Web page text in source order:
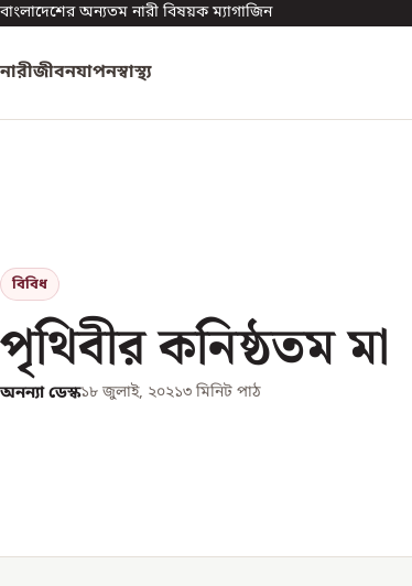
বাংলাদেশের অন্যতম নারী বিষয়ক ম্যাগাজিন
নারীজীবনযাপনস্বাস্থ্য
বিবিধ
পৃথিবীর কনিষ্ঠতম মা
অনন্যা ডেস্ক১৮ জুলাই, ২০২১৩ মিনিট পাঠ